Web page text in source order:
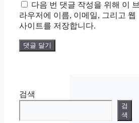
이
트
다음 번 댓글 작성을 위해 이 브
라우저에 이름, 이메일, 그리고 웹
사이트를 저장합니다.
검색
검
색